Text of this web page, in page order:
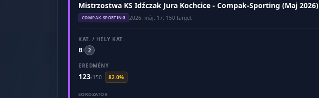
Mistrzostwa KS Idźczak Jura Kochcice - Compak-Sporting (Maj 2026)
COMPAK-SPORTING 2026. máj. 17. ·150 target
KAT. / HELY KAT.
B/ 2
EREDMÉNY
123/150 82.0%
SOROZATOK